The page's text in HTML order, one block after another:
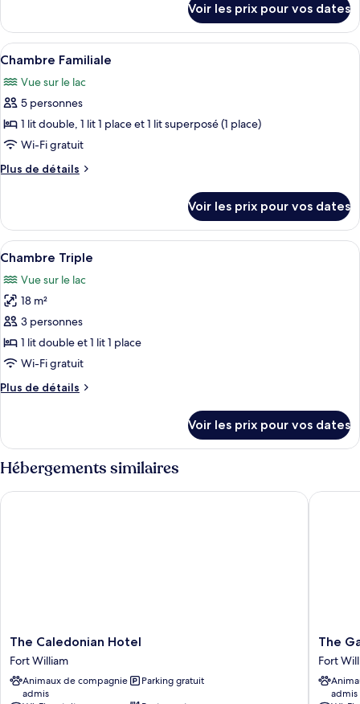
Chambre
Familiale
le
type
de
Chambre
Familiale
Voir les prix pour vos dates
Afficher
toutes
les
photos
pour
ce
type
de
Chambre
Familiale
Une chambre d’hôtel avec un lit,
9
Chambre Familiale
Vue sur le lac
5 personnes
1 lit double, 1 lit 1 place et 1 lit superposé (1 place)
Wi-Fi gratuit
Plus de détails
Plus
le
type
de
Chambre
Familiale
Voir les prix pour vos dates
Afficher
toutes
les
photos
pour
ce
type
chambre :
Une chambre d’hôtel avec deux lits,
9
Chambre Triple
Vue sur le lac
18 m²
3 personnes
1 lit double et 1 lit 1 place
Wi-Fi gratuit
Plus de détails
Plus
le
type
de
chambre
Chambre
Voir les prix pour vos dates
Hébergements similaires
The
Caledonian
Hotel
Fort
William
The Caledonian Hotel
Fort William
Animaux de compagnie
admis
Parking gratuit
The Caledonian Hotel
The
Garrison
Fort
William
The
Fort
admis
The